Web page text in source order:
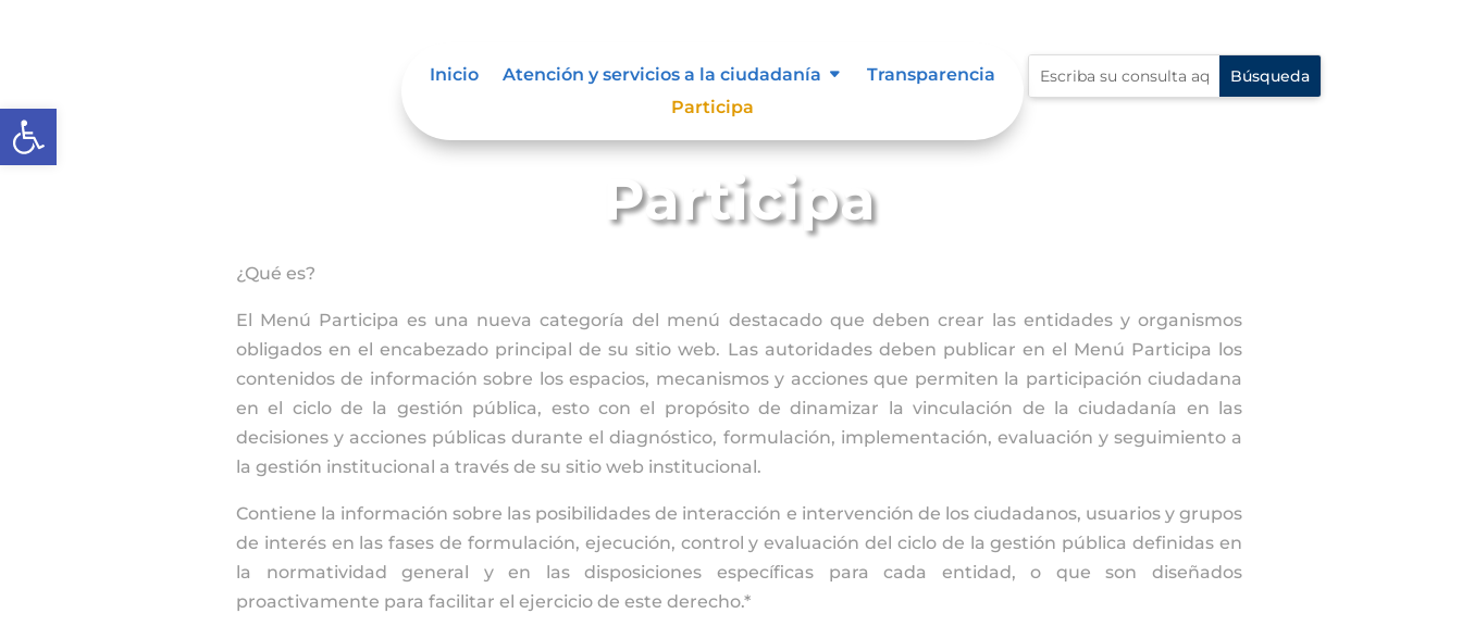
Abrir barra de herramientas
Inicio Atención y servicios a la ciudadanía
Transparencia
Participa
Participa
¿Qué es?
El Menú Participa es una nueva categoría del menú destacado que deben crear las entidades y organismos
obligados en el encabezado principal de su sitio web. Las autoridades deben publicar en el Menú Participa los
contenidos de información sobre los espacios, mecanismos y acciones que permiten la participación ciudadana
en el ciclo de la gestión pública, esto con el propósito de dinamizar la vinculación de la ciudadanía en las
decisiones y acciones públicas durante el diagnóstico, formulación, implementación, evaluación y seguimiento a
la gestión institucional a través de su sitio web institucional.
Contiene la información sobre las posibilidades de interacción e intervención de los ciudadanos, usuarios y grupos
de interés en las fases de formulación, ejecución, control y evaluación del ciclo de la gestión pública definidas en
la normatividad general y en las disposiciones específicas para cada entidad, o que son diseñados
proactivamente para facilitar el ejercicio de este derecho.*